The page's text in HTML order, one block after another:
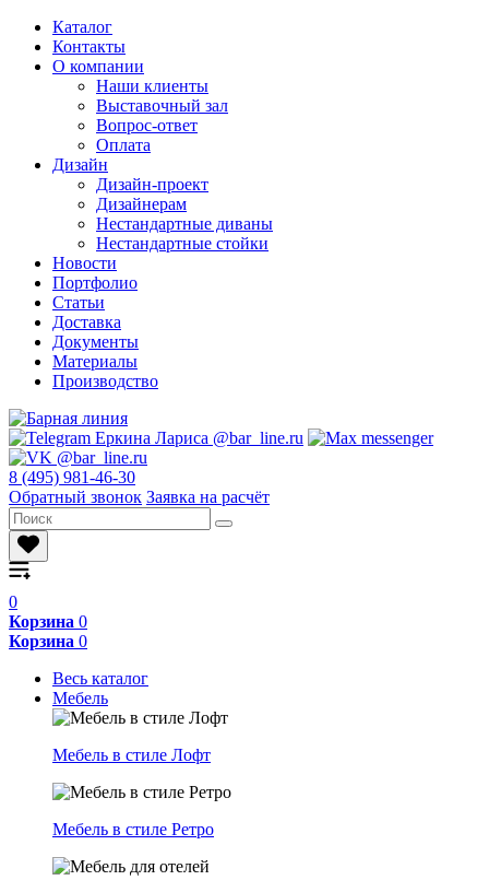
Каталог
Контакты
О компании
Наши клиенты
Выставочный зал
Вопрос-ответ
Оплата
Дизайн
Дизайн-проект
Дизайнерам
Нестандартные диваны
Нестандартные стойки
Новости
Портфолио
Статьи
Доставка
Документы
Материалы
Производство
8 (495) 981-46-30
Обратный звонок Заявка на расчёт
0
Корзина 0
Корзина 0
Весь каталог
Мебель
Мебель в стиле Лофт
Мебель в стиле Ретро